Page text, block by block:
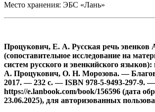
Место хранения: ЭБС «Лань»
Процукович, Е. А. Русская речь эвенков
(сопоставительное исследование на
систем русского и эвенкийского
А. Процукович, О. Н. Морозова. —
2017. — 232 с. — ISBN 978-5-9493-297-9.
https://e.lanbook.com/book/156596 (дата
23.06.2025), для авторизованных